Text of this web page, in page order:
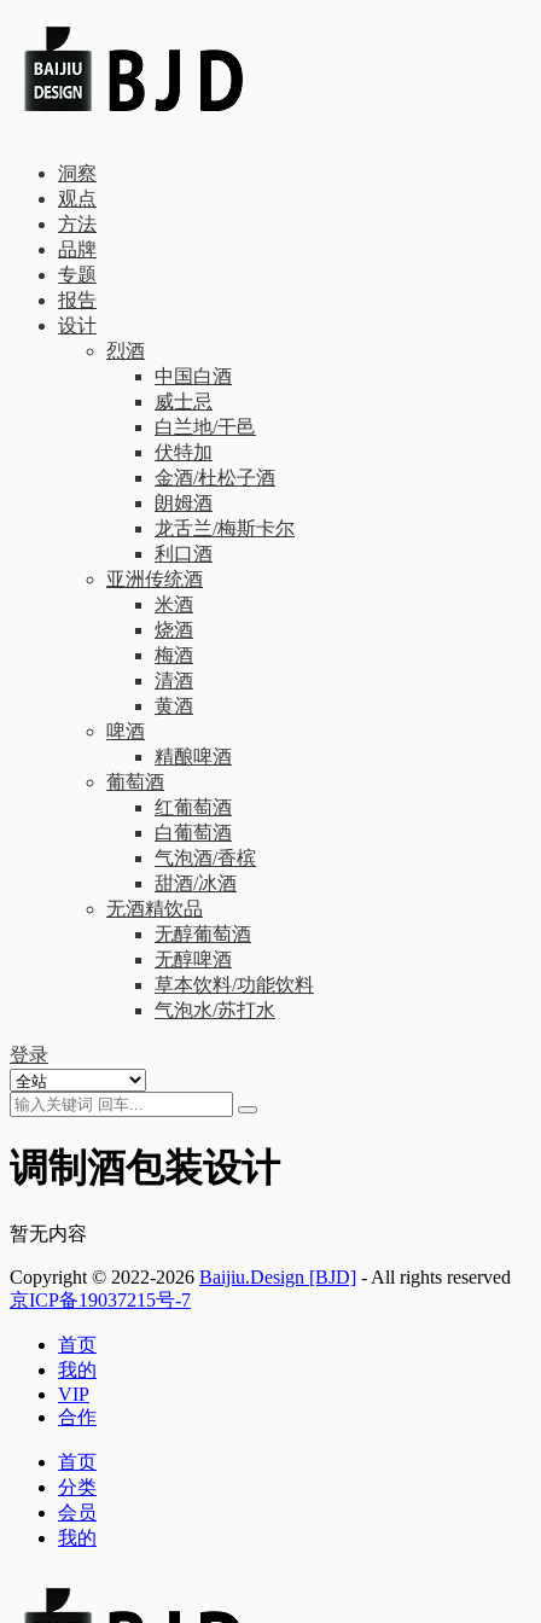
洞察
观点
方法
品牌
专题
报告
设计
烈酒
中国白酒
威士忌
白兰地/干邑
伏特加
金酒/杜松子酒
朗姆酒
龙舌兰/梅斯卡尔
利口酒
亚洲传统酒
米酒
烧酒
梅酒
清酒
黄酒
啤酒
精酿啤酒
葡萄酒
红葡萄酒
白葡萄酒
气泡酒/香槟
甜酒/冰酒
无酒精饮品
无醇葡萄酒
无醇啤酒
草本饮料/功能饮料
气泡水/苏打水
登录
调制酒包装设计
暂无内容
Copyright © 2022-2026 Baijiu.Design [BJD] - All rights reserved
京ICP备19037215号-7
首页
我的
VIP
合作
首页
分类
会员
我的